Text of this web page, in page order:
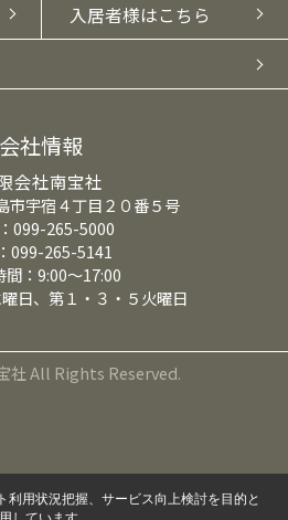
入居者様はこちら
会社情報
会社南宝社
市宇宿４丁目２０番５号
099-265-5000
099-265-5141
間：9:00～17:00
日、第１・３・５火曜日
社 All Rights Reserved.
利用状況把握、サービス向上検討を目的と